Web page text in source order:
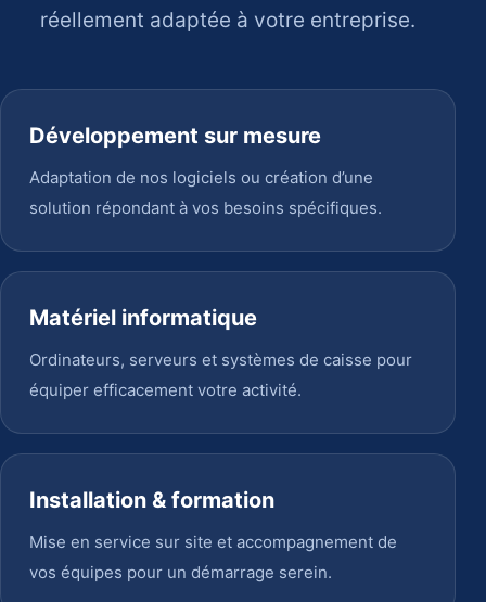
réellement adaptée à votre entreprise.
Développement sur mesure
Adaptation de nos logiciels ou création d’une
solution répondant à vos besoins spécifiques.
Matériel informatique
Ordinateurs, serveurs et systèmes de caisse pour
équiper efficacement votre activité.
Installation & formation
Mise en service sur site et accompagnement de
vos équipes pour un démarrage serein.